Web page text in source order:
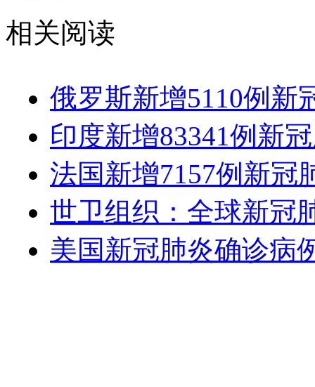
相关阅读
俄罗斯新增5110例新
印度新增83341例新
法国新增7157例新冠
世卫组织：全球新冠
美国新冠肺炎确诊病